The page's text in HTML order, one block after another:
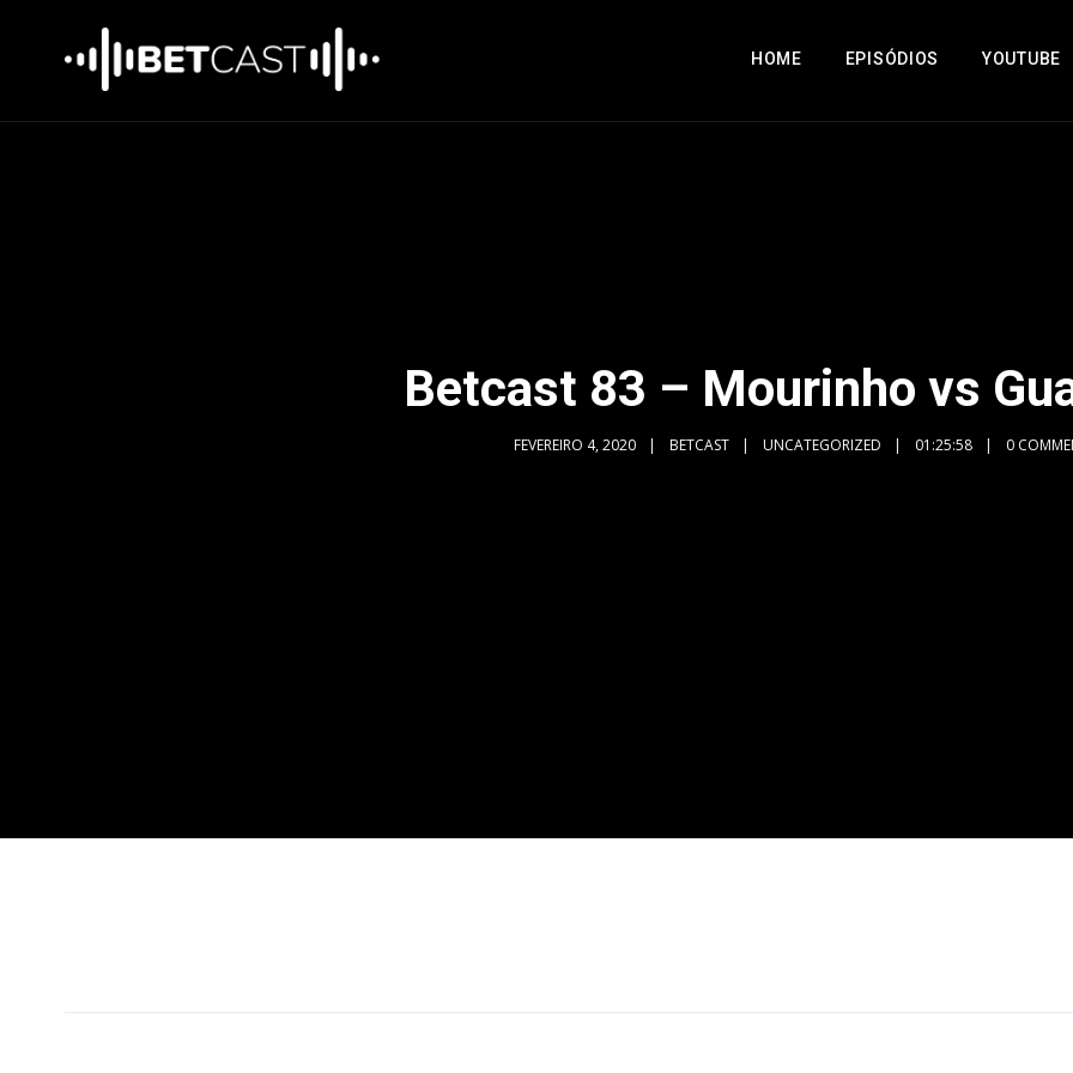
HOME EPISÓDIOS YOUTUBE
Betcast 83 – Mourinho vs
FEVEREIRO 4, 2020 BETCAST UNCATEGORIZED 01:25:58 0